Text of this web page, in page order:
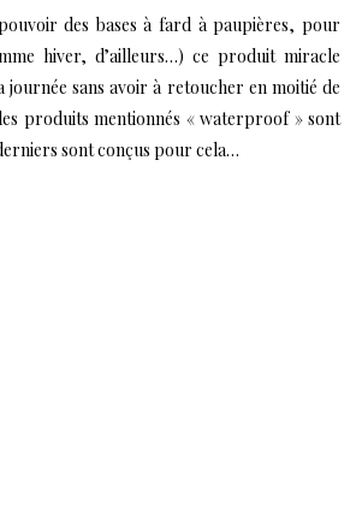
des bases à fard à paupières, pour
hiver, d’ailleurs…) ce produit miracle
journée sans avoir à retoucher en moitié de
produits mentionnés « waterproof » sont
sont conçus pour cela…